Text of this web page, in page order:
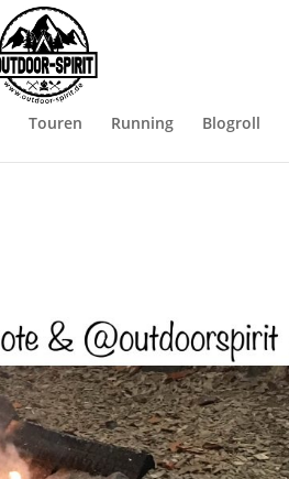
Touren Running Blogroll